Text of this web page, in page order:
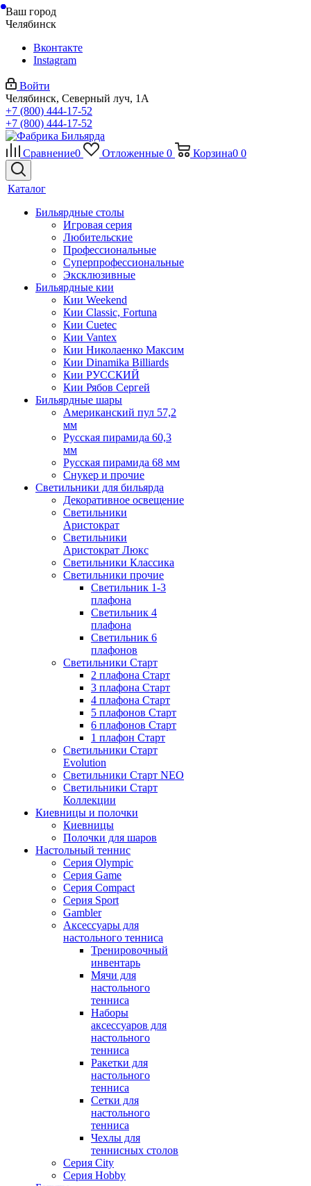
Ваш город
Челябинск
Вконтакте
Instagram
Войти
Челябинск, Северный луч, 1А
+7 (800) 444-17-52
+7 (800) 444-17-52
Сравнение0 Отложенные 0 Корзина0 0
Каталог
Бильярдные столы
Игровая серия
Любительские
Профессиональные
Суперпрофессиональные
Эксклюзивные
Бильярдные кии
Кии Weekend
Кии Classic, Fortuna
Кии Cuetec
Кии Vantex
Кии Николаенко Максим
Кии Dinamika Billiards
Кии РУССКИЙ
Кии Рябов Сергей
Бильярдные шары
Американский пул 57,2
мм
Русская пирамида 60,3
мм
Русская пирамида 68 мм
Снукер и прочие
Светильники для бильярда
Декоративное освещение
Светильники
Аристократ
Светильники
Аристократ Люкс
Светильники Классика
Светильники прочие
Светильник 1-3
плафона
Светильник 4
плафона
Светильник 6
плафонов
Светильники Старт
2 плафона Старт
3 плафона Старт
4 плафона Старт
5 плафонов Старт
6 плафонов Старт
1 плафон Старт
Светильники Старт
Evolution
Светильники Старт NEO
Светильники Старт
Коллекции
Киевницы и полочки
Киевницы
Полочки для шаров
Настольный теннис
Серия Olympic
Серия Game
Серия Compact
Серия Sport
Gambler
Аксессуары для
настольного тенниса
Тренировочный
инвентарь
Мячи для
настольного
тенниса
Наборы
аксессуаров для
настольного
тенниса
Ракетки для
настольного
тенниса
Сетки для
настольного
тенниса
Чехлы для
теннисных столов
Серия City
Серия Hobby